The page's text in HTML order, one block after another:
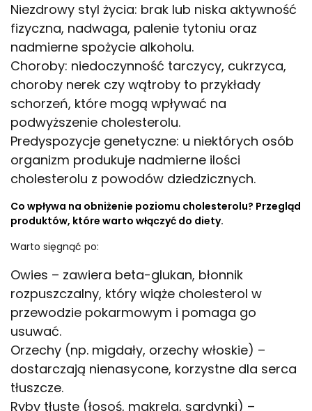
Niezdrowy styl życia: brak lub niska aktywność
fizyczna, nadwaga, palenie tytoniu oraz
nadmierne spożycie alkoholu.
Choroby: niedoczynność tarczycy, cukrzyca,
choroby nerek czy wątroby to przykłady
schorzeń, które mogą wpływać na
podwyższenie cholesterolu.
Predyspozycje genetyczne: u niektórych osób
organizm produkuje nadmierne ilości
cholesterolu z powodów dziedzicznych.
Co wpływa na obniżenie poziomu cholesterolu? Przegląd
produktów, które warto włączyć do diety.
Warto sięgnąć po:
Owies – zawiera beta-glukan, błonnik
rozpuszczalny, który wiąże cholesterol w
przewodzie pokarmowym i pomaga go
usuwać.
Orzechy (np. migdały, orzechy włoskie) –
dostarczają nienasycone, korzystne dla serca
tłuszcze.
Ryby tłuste (łosoś, makrela, sardynki) –